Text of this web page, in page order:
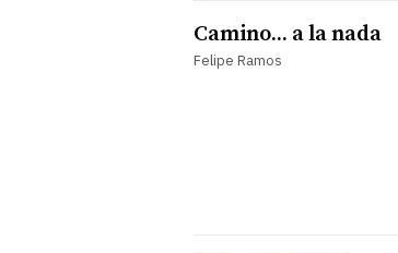
Camino... a la nada
Felipe Ramos